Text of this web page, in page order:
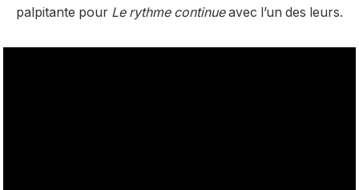
palpitante pour Le rythme continueavec l’un des leurs.